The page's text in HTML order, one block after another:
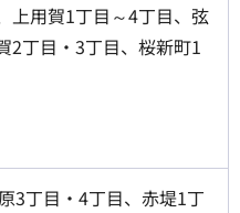
上用賀1丁目～4丁目、弦
2丁目・3丁目、桜新町1
3丁目・4丁目、赤堤1丁